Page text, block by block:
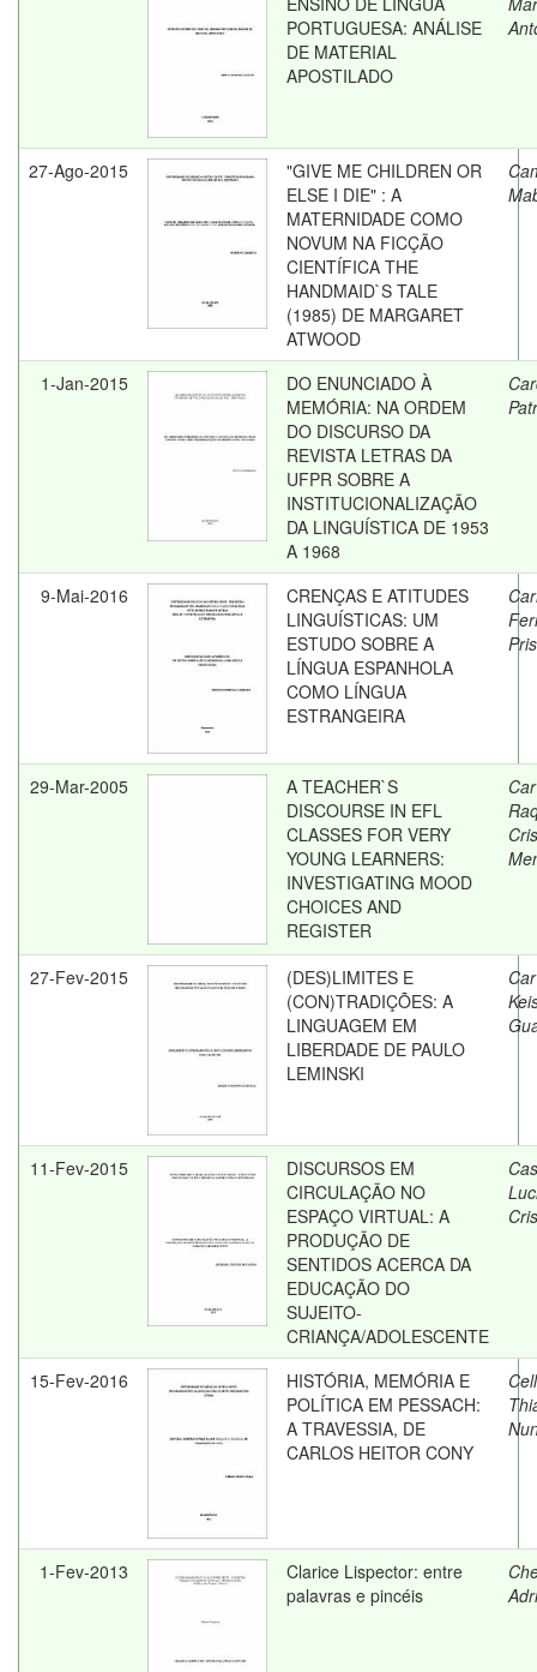
PORTUGUESA: ANÁLISE
DE MATERIAL
APOSTILADO
27-Ago-2015
"GIVE ME CHILDREN OR
ELSE I DIE" : A
MATERNIDADE COMO
NOVUM NA FICÇÃO
CIENTÍFICA THE
HANDMAID`S TALE
(1985) DE MARGARET
ATWOOD
1-Jan-2015
DO ENUNCIADO À
MEMÓRIA: NA ORDEM
DO DISCURSO DA
REVISTA LETRAS DA
UFPR SOBRE A
INSTITUCIONALIZAÇÃO
DA LINGUÍSTICA DE 1953
A 1968
9-Mai-2016
CRENÇAS E ATITUDES
LINGUÍSTICAS: UM
ESTUDO SOBRE A
LÍNGUA ESPANHOLA
COMO LÍNGUA
ESTRANGEIRA
29-Mar-2005
A TEACHER`S
DISCOURSE IN EFL
CLASSES FOR VERY
YOUNG LEARNERS:
INVESTIGATING MOOD
CHOICES AND
REGISTER
27-Fev-2015
(DES)LIMITES E
(CON)TRADIÇÕES: A
LINGUAGEM EM
LIBERDADE DE PAULO
LEMINSKI
11-Fev-2015
DISCURSOS EM
CIRCULAÇÃO NO
ESPAÇO VIRTUAL: A
PRODUÇÃO DE
SENTIDOS ACERCA DA
EDUCAÇÃO DO
SUJEITO-
CRIANÇA/ADOLESCENTE
15-Fev-2016
HISTÓRIA, MEMÓRIA E
POLÍTICA EM PESSACH:
A TRAVESSIA, DE
CARLOS HEITOR CONY
1-Fev-2013
Clarice Lispector: entre
palavras e pincéis